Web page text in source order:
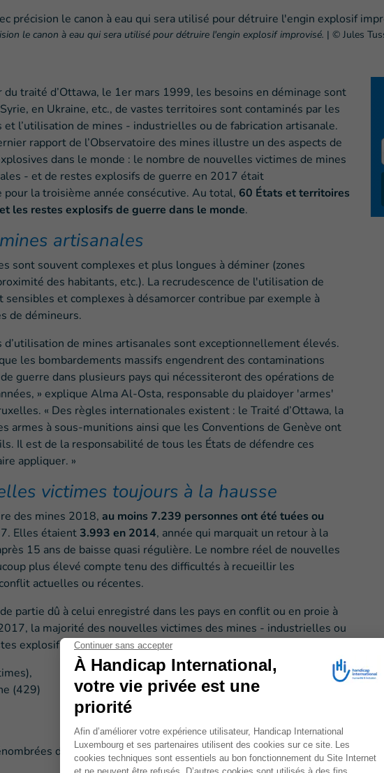
le canon à eau qui sera utilisé pour détruire l'engin explosif improvisé. | © Jules
du traité d’Ottawa, le 1er mars 1999, les besoins en déminage sont
en Ukraine, etc., de vastes territoires sont contaminés par les
l’utilisation de mines - industrielles ou de fabrication artisanale.
rapport de l’Observatoire des mines illustre un des aspects de
dans le monde : le nombre de nouvelles victimes de mines
- et de restes explosifs de guerre en 2017 était
la troisième année consécutive. Au total, 60 États et territoires
les restes explosifs de guerre dans le monde.
artisanales
sont souvent complexes et plus longues à déminer (zones
des habitants, etc.). La recrudescence de l'utilisation de
et complexes à désamorcer contribue par exemple à
de démineurs.
d’utilisation de mines artisanales sont exceptionnellement élevés.
les bombardements massifs engendrent des contaminations
guerre dans plusieurs pays qui nécessiteront des opérations de
» explique Alma Al-Osta, responsable du plaidoyer 'armes'
« Des règles internationales existent : le Traité d’Ottawa, la
armes à sous-munitions ainsi que les Conventions de Genève ont
Il est de la responsabilité de tous les États de défendre ces
appliquer. »
victimes toujours à la hausse
des mines 2018, au moins 7.239 personnes ont été tuées ou
Elles étaient3.993 en 2014, année qui marquait un retour à la
15 ans de baisse quasi régulière. Le nombre réel de nouvelles
plus élevé compte tenu des difficultés à recueillir les
actuelles ou récentes.
partie dû à celui enregistré dans les pays en conflit ou en proie à
la majorité des nouvelles victimes des mines - industrielles ou
explosifs de guerre ont été enregistrées
(429)
dans 53 État et territoires dans le monde.